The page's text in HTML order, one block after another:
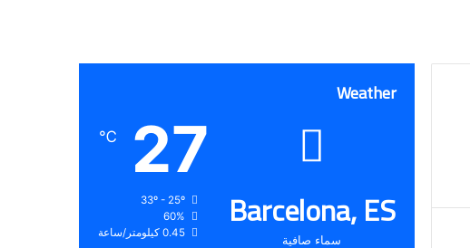
Weather
Barcelona, ES
سماء صافية
27
℃
33º - 25º
60%
0.45 كيلومتر/ساعة